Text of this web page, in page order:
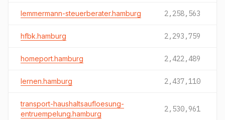
lemmermann-steuerberater.hamburg 2,258,563
hfbk.hamburg 2,293,759
homeport.hamburg 2,422,489
lernen.hamburg 2,437,110
transport-haushaltsaufloesung-
entruempelung.hamburg
2,530,961